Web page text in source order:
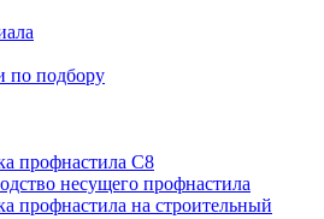
по подбору
профнастила С8
несущего профнастила
профнастила на строительный